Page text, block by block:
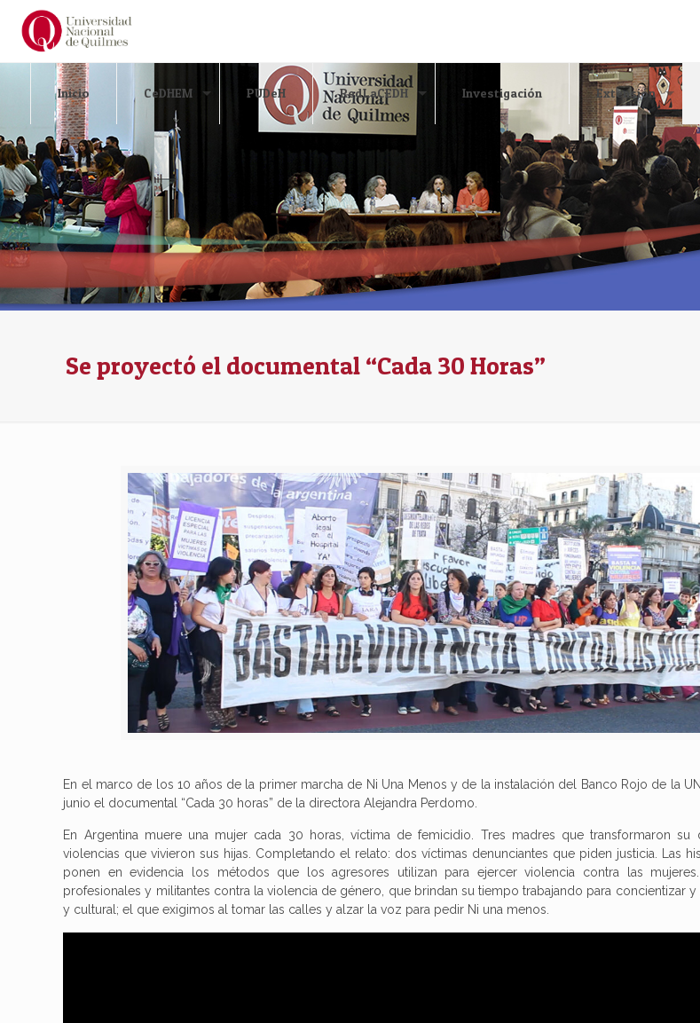
Inicio CeDHEM PUDeH RedLaCEDH Investigación Extensión
Se proyectó el documental “Cada 30 Horas”
En el marco de los 10 años de la primer marcha de Ni Una Menos y de la instalación del Banco Rojo de la
junio el documental “Cada 30 horas” de la directora Alejandra Perdomo.
En Argentina muere una mujer cada 30 horas, víctima de femicidio. Tres madres que transformaron
violencias que vivieron sus hijas. Completando el relato: dos víctimas denunciantes que piden justicia. Las
ponen en evidencia los métodos que los agresores utilizan para ejercer violencia contra las
profesionales y militantes contra la violencia de género, que brindan su tiempo trabajando para concientizar y
y cultural; el que exigimos al tomar las calles y alzar la voz para pedir Ni una menos.